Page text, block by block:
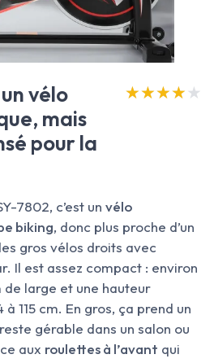
vélo
mais
pour la
★★★★★
★★★★★
7802, c’est un vélo
biking, donc plus proche d’un
gros vélos droits avec
Il est assez compact : environ
de large et une hauteur
115 cm. En gros, ça prend un
gérable dans un salon ou
aux roulettes à l’avant qui